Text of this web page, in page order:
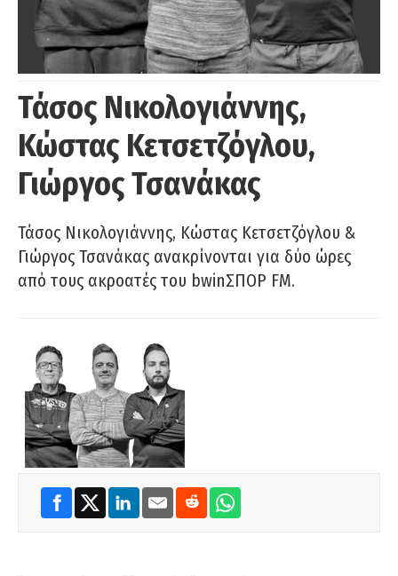
Τάσος Νικολογιάννης,
Κώστας Κετσετζόγλου,
Γιώργος Τσανάκας
Τάσος Νικολογιάννης, Κώστας Κετσετζόγλου &
Γιώργος Τσανάκας ανακρίνονται για δύο ώρες
από τους ακροατές του bwinΣΠΟΡ FM.